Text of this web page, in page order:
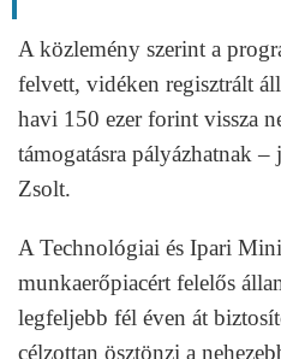
A közlemény szerint a
felvett, vidéken regisztrált
havi 150 ezer forint vissza
támogatásra pályázhatnak
Zsolt.
A Technológiai és Ipari
munkaerőpiacért felelős
legfeljebb fél éven át
célzottan ösztönzi a